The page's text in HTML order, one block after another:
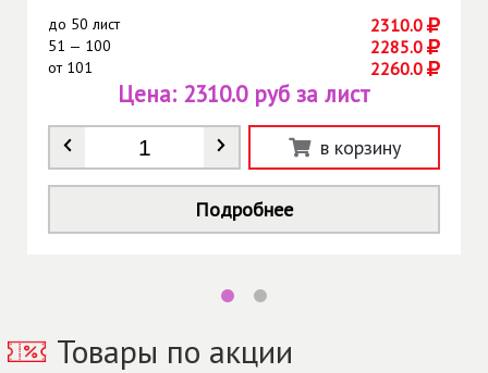
до 50 лист 2310.0
51 — 100 2285.0
от101 2260.0
Количество *
Цена: 2310.0 руб за лист
в корзину
Подробнее
Товары по акции